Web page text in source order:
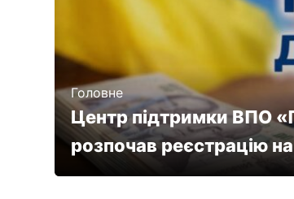
Головне
Центр підтримки ВПО
розпочав реєстрацію